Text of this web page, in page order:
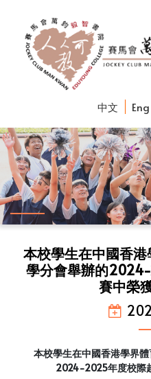
中文 Eng
本校學生在中國香
學分會舉辦的
賽中榮
本校學生在中國香港學界
2024-2025年度校際